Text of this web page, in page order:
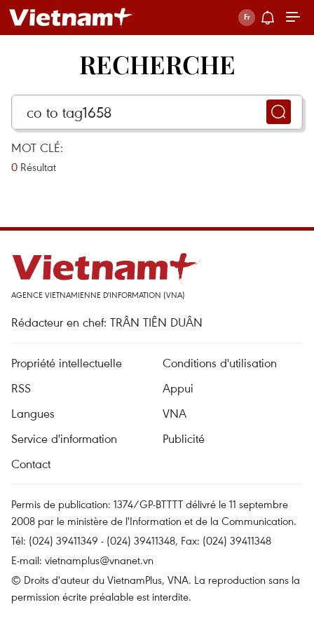
RECHERCHE
MOT CLÉ:
0 Résultat
AGENCE VIETNAMIENNE D'INFORMATION (VNA)
Rédacteur en chef: TRÂN TIÊN DUÂN
Propriété intellectuelle
Conditions d'utilisation
RSS
Appui
Langues
VNA
Service d'information
Publicité
Contact
Permis de publication: 1374/GP-BTTTT délivré le 11 septembre
2008 par le ministère de l'Information et de la Communication.
Tél: (024) 39411349 - (024) 39411348, Fax: (024) 39411348
E-mail: vietnamplus@vnanet.vn
© Droits d'auteur du VietnamPlus, VNA. La reproduction sans la
permission écrite préalable est interdite.